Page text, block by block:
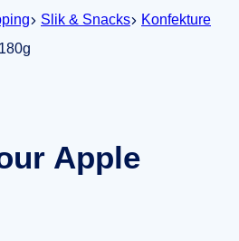
Slik & Snacks
Konfekture
Apple